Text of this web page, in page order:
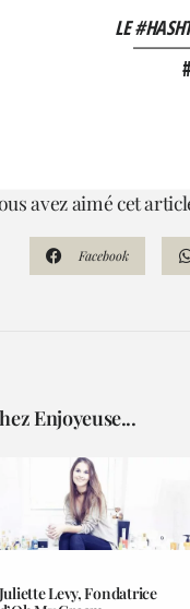
LE
avez aimé cet
Facebook
Enjoyeuse...
Juliette Levy, Fondatrice